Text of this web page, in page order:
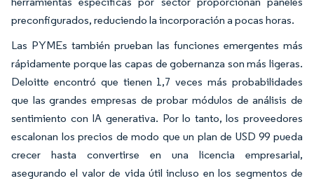
preconfigurados, reduciendo la incorporación a pocas horas.
Las PYMEs también prueban las funciones emergentes más
rápidamente porque las capas de gobernanza son más ligeras.
Deloitte encontró que tienen 1,7 veces más probabilidades
que las grandes empresas de probar módulos de análisis de
sentimiento con IA generativa. Por lo tanto, los proveedores
escalonan los precios de modo que un plan de USD 99 pueda
crecer hasta convertirse en una licencia empresarial,
asegurando el valor de vida útil incluso en los segmentos de